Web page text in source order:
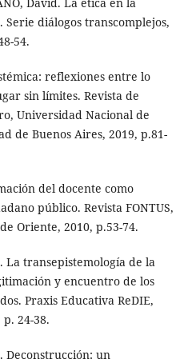
diálogos transcomplejos,
54.
reflexiones entre lo
sin límites. Revista de
Universidad Nacional de
de Buenos Aires, 2019, p.81-
del docente como
público. Revista FONTUS,
Oriente, 2010, p.53-74.
La transepistemología de la
y encuentro de los
Praxis Educativa ReDIE,
24-38.
Deconstrucción: un